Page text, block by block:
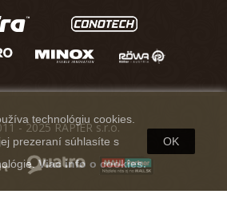
technológiu cookies.
prezeraní súhlasíte s
Viac info o cookies.
OK
- 2025 RAPIER s.r.o.